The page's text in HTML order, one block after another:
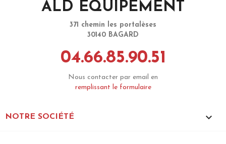
ALD EQUIPEMENT
371 chemin les portalèses
30140 BAGARD
04.66.85.90.51
Nous contacter par email en
remplissant le formulaire
NOTRE SOCIÉTÉ 